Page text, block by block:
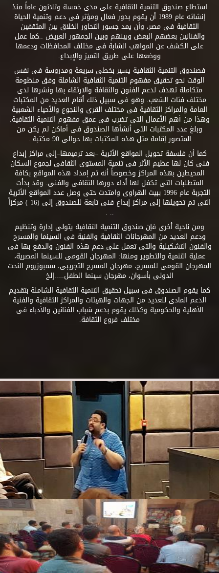
استطاع صندوق التنمية الثقافية على مدى خمسة وثلاثون عاماً منذ
إنشائه عام 1989 أن يقوم بدور فعال ومؤثر فى دعم وتنمية الحياة
الثقافية فى مصر، وأن يمد جسور التحاور الخلاق بين المثقفين
والفنانين بعضهم البعض وبينهم وبين الجمهور العريض ..كما عمل
على الكشف عن المواهب الشابة فى مختلف المحافظات ودعمها
ووضعها على طريق التميز والإبداع.
فصندوق التنمية الثقافية يسير بخطى سريعة ومدروسة فى نفس
الوقت نحو تحقيق مفهوم التنمية الثقافية الشاملة وفق منظومة
متكاملة تهدف لدعم الفنون والثقافة والارتقاء بها ونشرها لدى
مختلف فئات الشعب. وهو فى سبيل ذلك أقام العديد من المكتبات
العامة والمراكز الثقافية فى مختلف القرى والنجوع والأحياء الشعبية
وهذا من أهم الأعمال التى تضرب فى عمق مفهوم التنمية الثقافية.
وبلغ عدد المكتبات التى أنشأها الصندوق فى أماكن لم يكن من
المتصور إقامة مثل هذه المكتبات بها حوالى 90 مكتبة .
كما أن فلسفة تحويل المواقع الأثرية –بعد ترميمها–إلى مراكز إبداع
فنى كان لها عظيم الأثر فى تنمية المستوى الثقافى لجموع السكان
المحيطين بهذه المراكز وخصوصاً أنه تم إمداد هذه المواقع بكافة
المتطلبات التى تكفل لها أداء دورها الثقافى والفنى. وقد بدأت
التجربة عام 1996 ببيت الهراوى وامتدت حتى وصل عدد المواقع الأثرية
التى تم تحويلها إلى مراكز إبداع فنى تابعة للصندوق إلى (16 ) مركزاً
.. .
ومن ناحية أخرى فإن صندوق التنمية الثقافية يتولى إدارة وتنظيم
ودعم العديد من المهرجانات الثقافية والفنية فى السينما والمسرح
والفنون التشكيلية والتى تعمل على دعم هذه الفنون والدفع بها فى
عملية التنمية والتطوير ومنها: المهرجان القومى للسينما المصرية،
المهرجان القومى للمسرح، مهرجان المسرح التجريبى، سمبوزيوم النحت
الدولى بأسوان، مهرجان سينما الطفل.....إلخ
كما يقوم الصندوق فى سبيل تحقيق التنمية الثقافية الشاملة بتقديم
الدعم المادى للعديد من الجهات والهيئات والمراكز الثقافية والفنية
الأهلية والحكومية وكذلك يقوم بدعم شباب الفنانين والأدباء فى
مختلف فروع الثقافة.